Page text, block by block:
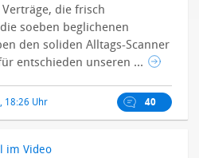
die frisch
soeben beglichenen
den soliden Alltags-Scanner
entschieden unseren ...
18:26 Uhr 40
im Video